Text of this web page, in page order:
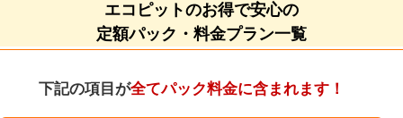
エコピットのお得で安心の
定額パック・料金プラン一覧
下記の項目が全てパック料金に含まれます！